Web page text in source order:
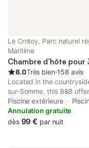
Le Crotoy, Parc naturel
Maritime
Chambre d’hôte pour
8.0Très bien⋅158 avis
Located in the
sur-Somme, this B&B
garden. It is set 1.5 km
rooms include a TV.
Piscine extérieure
Annulation gratuite
dès 99 € par nuit